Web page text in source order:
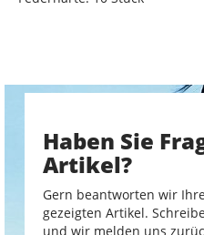
Haben Sie
Artikel?
Gern beantworten wir
gezeigten Artikel.
und wir melden uns